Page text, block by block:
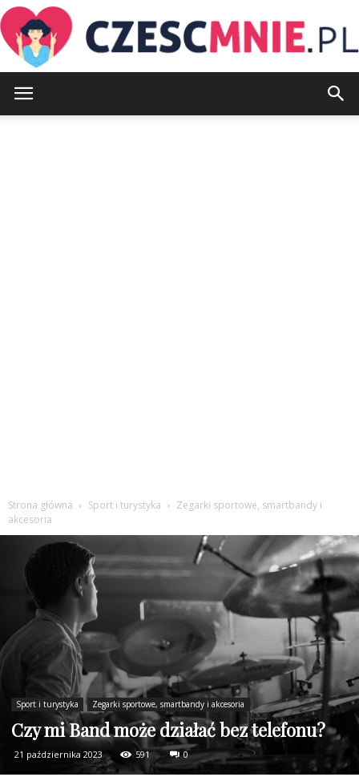
Strona główna Sport i turystyka
Zegarki sportowe, smartbandy i
akcesoria
Sport i turystyka Zegarki sportowe, smartbandy i akcesoria
Czy mi Band może działać bez telefonu?
21 października 2023 591 0